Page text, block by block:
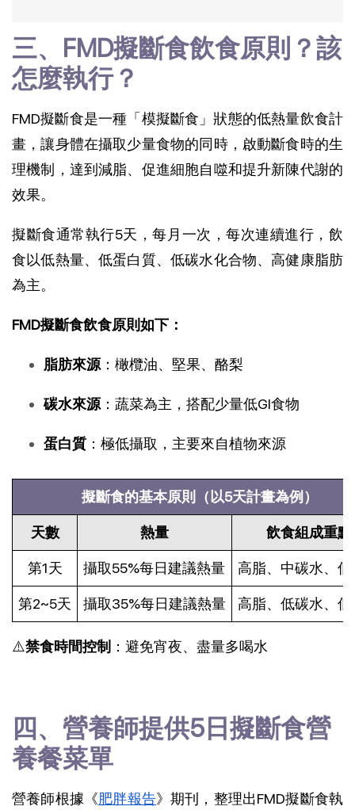
三、FMD擬斷食飲食原則？該
怎麼執行？
FMD擬斷食是一種「模擬斷食」狀態的低熱量飲食計
畫，讓身體在攝取少量食物的同時，啟動斷食時的生
理機制，達到減脂、促進細胞自噬和提升新陳代謝的
效果。
擬斷食通常執行5天，每月一次，每次連續進行，飲
食以低熱量、低蛋白質、低碳水化合物、高健康脂肪
為主。
FMD擬斷食飲食原則如下：
脂肪來源 ：橄欖油、堅果、酪梨
碳水來源 ：蔬菜為主，搭配少量低GI食物
蛋白質 ：極低攝取，主要來自植物來源
擬斷食的基本原則（以5天計畫為例）
天數 熱量 飲食組成重點
第1天 攝取55%每日建議熱量 高脂、中碳水、低
第2~5天 攝取35%每日建議熱量 高脂、低碳水、低
⚠️禁食時間控制 ：避免宵夜、盡量多喝水
四、營養師提供5日擬斷食營
養餐菜單
營養師根據《肥胖報告》期刊，整理出FMD擬斷食執